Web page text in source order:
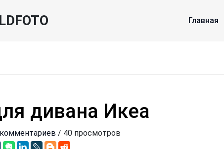
Главная
дивана Икеа
/ 40 просмотров